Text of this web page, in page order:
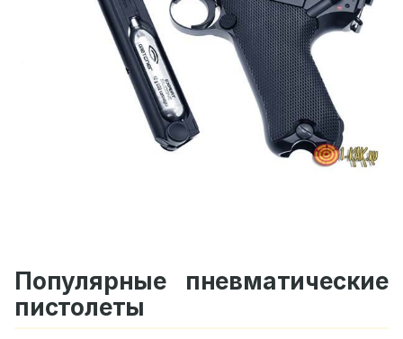
Популярные пневматические
пистолеты